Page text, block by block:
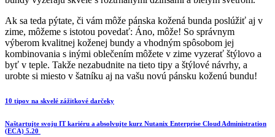
Ak sa teda pýtate, či vám môže pánska kožená bunda poslúžiť aj v
zime, môžeme s istotou povedať: Áno, môže! So správnym
výberom kvalitnej koženej bundy a vhodným spôsobom jej
kombinovania s inými oblečením môžete v zime vyzerať štýlovo a
byť v teple. Takže nezabudnite na tieto tipy a štýlové návrhy, a
urobte si miesto v šatníku aj na vašu novú pánsku koženú bundu!
10 tipov na skvelé zážitkové darčeky
Naštartujte svoju IT kariéru a absolvujte kurz Nutanix Enterprise Cloud Administration
(ECA) 5.20